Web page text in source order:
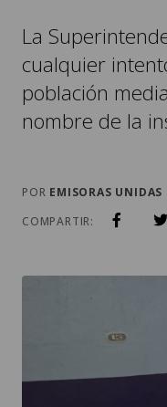
La
cualquier
población
nombre de la
POR EMISORAS UNIDAS
COMPARTIR: